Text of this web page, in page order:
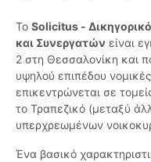
Το Solicitus -
και Συνεργατών είναι
2 στη Θεσσαλονίκη και
υψηλού επιπέδου
επικεντρώνεται σε
το Τραπεζικό (μεταξύ
υπερχρεωμένων
Ένα βασικό